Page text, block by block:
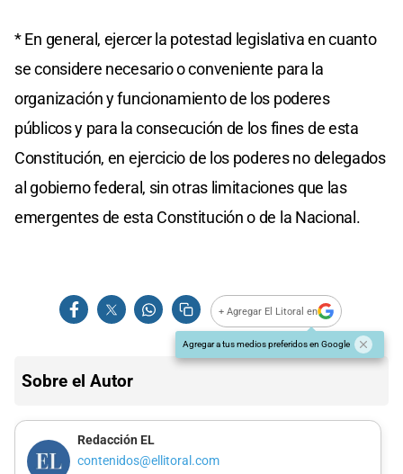
* En general, ejercer la potestad legislativa en cuanto
se considere necesario o conveniente para la
organización y funcionamiento de los poderes
públicos y para la consecución de los fines de esta
Constitución, en ejercicio de los poderes no delegados
al gobierno federal, sin otras limitaciones que las
emergentes de esta Constitución o de la Nacional.
+ Agregar El Litoral en
Agregar a tus medios preferidos en Google
Sobre el Autor
Redacción EL
contenidos@ellitoral.com